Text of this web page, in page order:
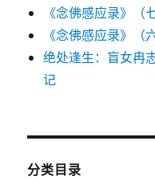
《念佛感应录》（
《念佛感应录》（
绝处逢生：盲女冉
记
分类目录